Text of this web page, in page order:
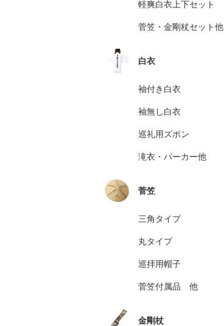
軽爽白衣上下セット
菅笠・金剛杖セット他
白衣
袖付き白衣
袖無し白衣
巡礼用ズボン
滝衣・パーカー他
菅笠
三角タイプ
丸タイプ
巡拝用帽子
菅笠付属品 他
金剛杖